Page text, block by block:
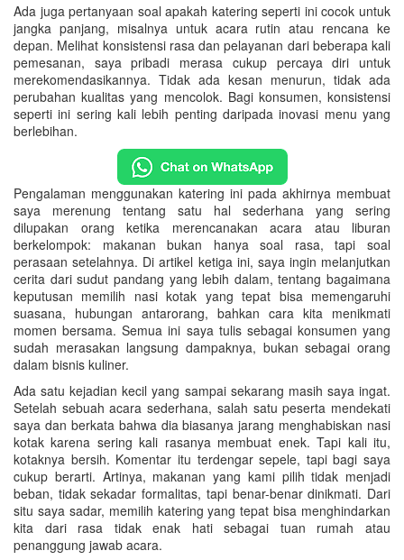
Ada juga pertanyaan soal apakah katering seperti ini cocok untuk
jangka panjang, misalnya untuk acara rutin atau rencana ke
depan. Melihat konsistensi rasa dan pelayanan dari beberapa kali
pemesanan, saya pribadi merasa cukup percaya diri untuk
merekomendasikannya. Tidak ada kesan menurun, tidak ada
perubahan kualitas yang mencolok. Bagi konsumen, konsistensi
seperti ini sering kali lebih penting daripada inovasi menu yang
berlebihan.
Pengalaman menggunakan katering ini pada akhirnya membuat
saya merenung tentang satu hal sederhana yang sering
dilupakan orang ketika merencanakan acara atau liburan
berkelompok: makanan bukan hanya soal rasa, tapi soal
perasaan setelahnya. Di artikel ketiga ini, saya ingin melanjutkan
cerita dari sudut pandang yang lebih dalam, tentang bagaimana
keputusan memilih nasi kotak yang tepat bisa memengaruhi
suasana, hubungan antarorang, bahkan cara kita menikmati
momen bersama. Semua ini saya tulis sebagai konsumen yang
sudah merasakan langsung dampaknya, bukan sebagai orang
dalam bisnis kuliner.
Ada satu kejadian kecil yang sampai sekarang masih saya ingat.
Setelah sebuah acara sederhana, salah satu peserta mendekati
saya dan berkata bahwa dia biasanya jarang menghabiskan nasi
kotak karena sering kali rasanya membuat enek. Tapi kali itu,
kotaknya bersih. Komentar itu terdengar sepele, tapi bagi saya
cukup berarti. Artinya, makanan yang kami pilih tidak menjadi
beban, tidak sekadar formalitas, tapi benar-benar dinikmati. Dari
situ saya sadar, memilih katering yang tepat bisa menghindarkan
kita dari rasa tidak enak hati sebagai tuan rumah atau
penanggung jawab acara.